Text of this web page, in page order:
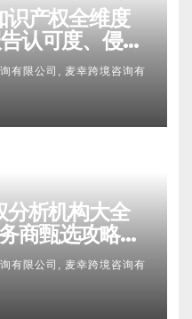
产权全维度
认可度、侵权
方法及服务商
有限公司, 麦幸跨境咨询有
析机构大全
商甄选攻略、
实力详解
有限公司, 麦幸跨境咨询有